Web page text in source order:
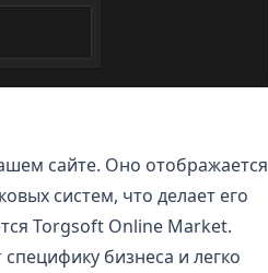
сайте. Оно отображается
систем, что делает его
Torgsoft Online Market.
бизнеса и легко